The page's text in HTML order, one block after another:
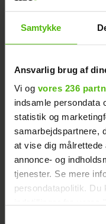
Samtykke
Ansvarlig brug af
Vi og vores 236
indsamle persondata
statistik og
samarbejdspartnere,
at vise dig målrettede
annonce- og
tjenester. Se mere
persondatapolitik.